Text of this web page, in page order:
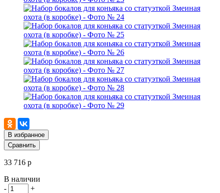
В избранное
Сравнить
33 716 р
В наличии
-
+